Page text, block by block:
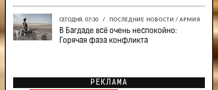
СЕГОДНЯ, 07:30 / ПОСЛЕДНИЕ НОВОСТИ / АРМИЯ
В Багдаде всё очень неспокойно:
Горячая фаза конфликта
РЕКЛАМА